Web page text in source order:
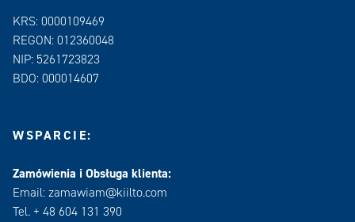
KRS: 0000109469
REGON: 012360048
NIP: 5261723823
BDO: 000014607
WSPARCIE:
Zamówienia i Obsługa klienta:
Email: zamawiam@kiilto.com
Tel. + 48 604 131 390